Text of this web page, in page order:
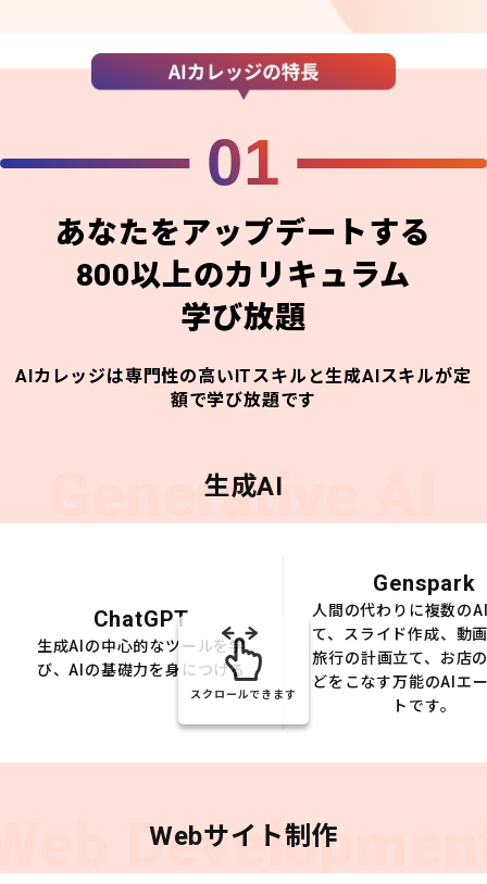
01
あなたをアップデートする
800以上のカリキュラム
学び放題
AIカレッジは専門性の高いITスキルと生成AIスキルが定
額で学び放題です
Generative AI
生成AI
ChatGPT
生成AIの中心的なツールを学
び、AIの基礎力を身につける
Genspark
人間の代わりに複数の
て、スライド作成、動
旅行の計画立て、お店
どをこなす万能のAIエ
トです。
スクロールできます
Webサイト制作